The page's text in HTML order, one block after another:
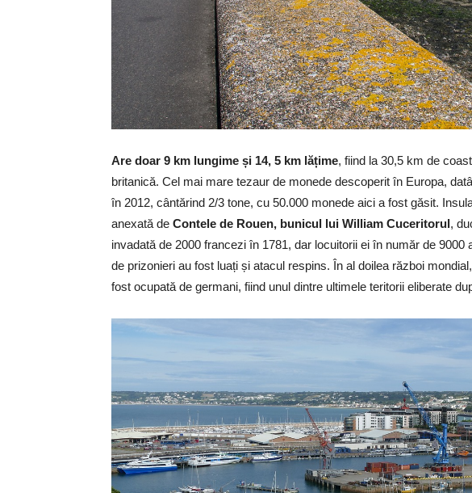
Are doar 9 km lungime și 14, 5 km lățime, fiind la 30,5 km de
britanică. Cel mai mare tezaur de monede descoperit în Europa,
în 2012, cântărind 2/3 tone, cu 50.000 monede aici a fost găsit.
anexată de Contele de Rouen, bunicul lui William Cuceritorul,
invadată de 2000 francezi în 1781, dar locuitorii ei în număr de 9000
de prizonieri au fost luați și atacul respins. În al doilea război
fost ocupată de germani, fiind unul dintre ultimele teritorii eliberate